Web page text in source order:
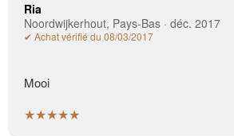
Ria
Noordwijkerhout, Pays-Bas · déc. 2017
✔ Achat vérifié du 08/03/2017
Mooi
★★★★★